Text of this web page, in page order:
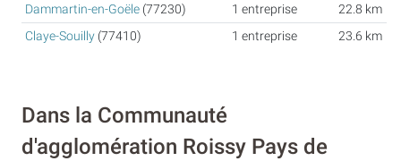
Dammartin-en-Goële (77230) 1 entreprise
22.8 km
Claye-Souilly (77410) 1 entreprise 23.6 km
Dans la Communauté
d'agglomération Roissy Pays de